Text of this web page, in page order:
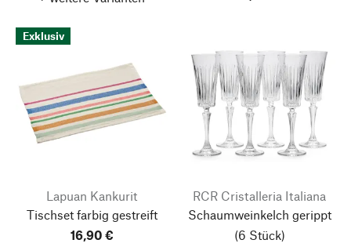
Exklusiv
Lapuan Kankurit
Tischset farbig gestreift
16,90 €
RCR Cristalleria Italiana
Schaumweinkelch gerippt
(6 Stück)